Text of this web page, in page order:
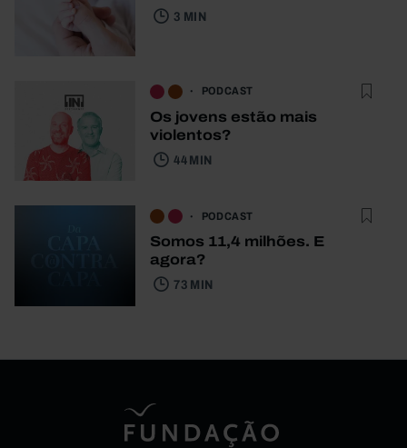
3 MIN
PODCAST
Os jovens estão mais
violentos?
44 MIN
PODCAST
Somos 11,4 milhões. E
agora?
73 MIN